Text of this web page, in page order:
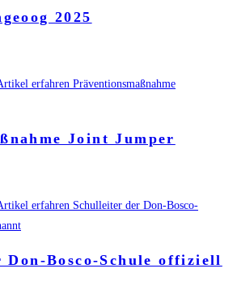
2025
Joint Jumper
Bosco-Schule offiziell